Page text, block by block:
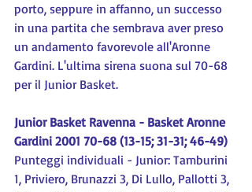
porto, seppure in affanno, un successo
in una partita che sembrava aver preso
un andamento favorevole all'Aronne
Gardini. L'ultima sirena suona sul 70-68
per il Junior Basket.
Junior Basket Ravenna - Basket Aronne
Gardini 2001 70-68 (13-15; 31-31; 46-49)
Punteggi individuali - Junior: Tamburini
1, Priviero, Brunazzi 3, Di Lullo, Pallotti 3,